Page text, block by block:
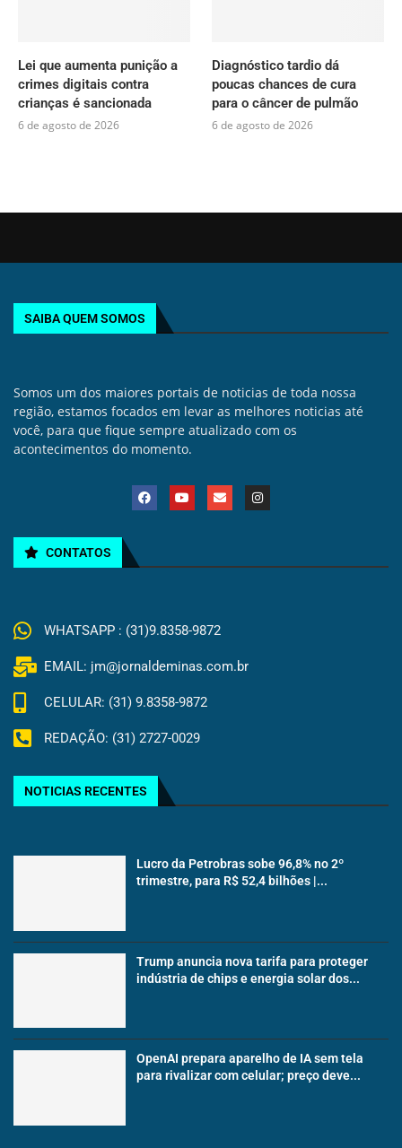
Lei que aumenta punição a
crimes digitais contra
crianças é sancionada
6 de agosto de 2026
Diagnóstico tardio dá
poucas chances de cura
para o câncer de pulmão
6 de agosto de 2026
SAIBA QUEM SOMOS
Somos um dos maiores portais de noticias de toda nossa
região, estamos focados em levar as melhores noticias até
você, para que fique sempre atualizado com os
acontecimentos do momento.
CONTATOS
WHATSAPP : (31)9.8358-9872
EMAIL: jm@jornaldeminas.com.br
CELULAR: (31) 9.8358-9872
REDAÇÃO: (31) 2727-0029
NOTICIAS RECENTES
Lucro da Petrobras sobe 96,8% no 2º
trimestre, para R$ 52,4 bilhões |...
Trump anuncia nova tarifa para proteger
indústria de chips e energia solar dos...
OpenAI prepara aparelho de IA sem tela
para rivalizar com celular; preço deve...